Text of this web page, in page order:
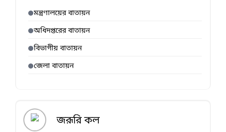
মন্ত্রণালয়ের বাতায়ন
অধিদপ্তরের বাতায়ন
বিভাগীয় বাতায়ন
জেলা বাতায়ন
জরূরি কল